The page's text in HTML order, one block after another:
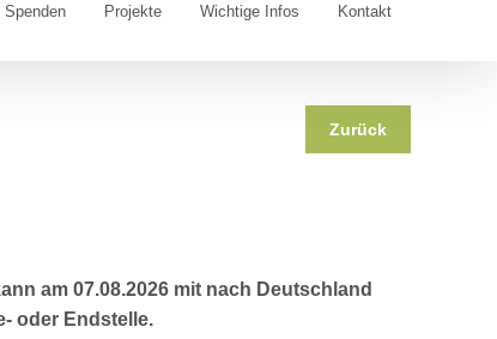
Spenden Projekte Wichtige Infos Kontakt
Zurück
am 07.08.2026 mit nach Deutschland
oder Endstelle.